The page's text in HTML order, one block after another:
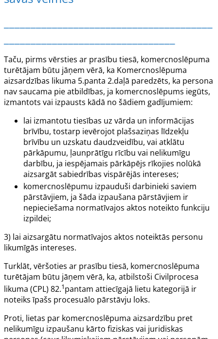
Taču, pirms vērsties ar prasību tiesā, komercnoslēpuma
turētājam būtu jāņem vērā, ka Komercnoslēpuma
aizsardzības likuma 5.panta 2.daļā paredzēts, ka persona
nav saucama pie atbildības, ja komercnoslēpums iegūts,
izmantots vai izpausts kādā no šādiem gadījumiem:
lai izmantotu tiesības uz vārda un informācijas
brīvību, tostarp ievērojot plašsaziņas līdzekļu
brīvību un uzskatu daudzveidību, vai atklātu
pārkāpumu, ļaunprātīgu rīcību vai nelikumīgu
darbību, ja iespējamais pārkāpējs rīkojies nolūkā
aizsargāt sabiedrības vispārējās intereses;
komercnoslēpumu izpauduši darbinieki saviem
pārstāvjiem, ja šāda izpaušana pārstāvjiem ir
nepieciešama normatīvajos aktos noteikto funkciju
izpildei;
3) lai aizsargātu normatīvajos aktos noteiktās personu
likumīgās intereses.
Turklāt, vēršoties ar prasību tiesā, komercnoslēpuma
turētājam būtu jāņem vērā, ka, atbilstoši Civilprocesa
likuma (CPL) 82.1pantam attiecīgajā lietu kategorijā ir
noteiks īpašs procesuālo pārstāvju loks.
Proti, lietas par komercnoslēpuma aizsardzību pret
nelikumīgu izpaušanu kārto fiziskas vai juridiskas